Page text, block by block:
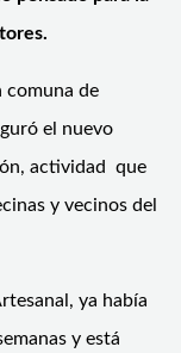
comuna de
el nuevo
actividad que
y vecinos del
ya había
y está